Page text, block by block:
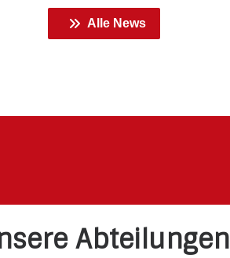
Alle News
Abteilungen